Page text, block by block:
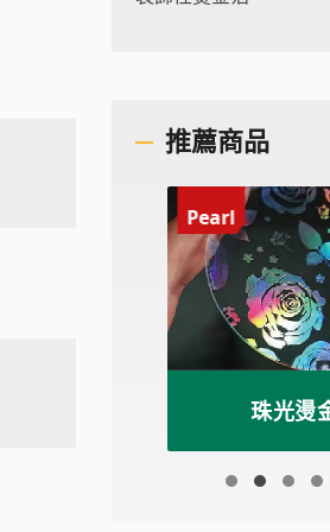
推薦商品
Pearl
珠光燙金箔